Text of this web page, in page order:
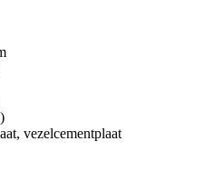
vezelcementplaat